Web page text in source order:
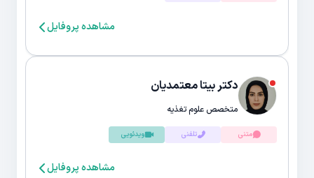
مشاهده پروفایل
دکتر بیتا معتمدیان
متخصص علوم تغذیه
متنی تلفنی ویدئویی
مشاهده پروفایل